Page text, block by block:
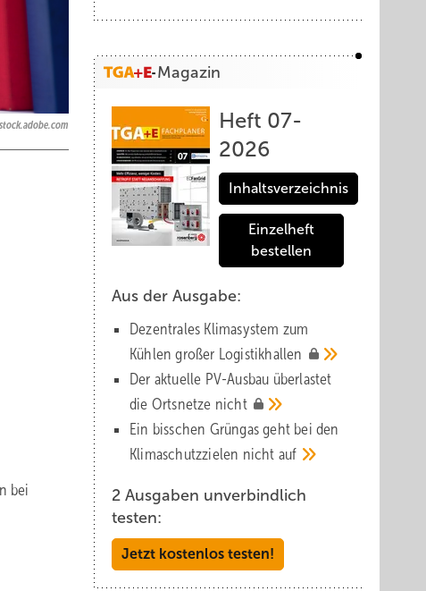
bei
Magazin
Heft 07-
2026
Inhaltsverzeichnis
Einzelheft
bestellen
Aus der Ausgabe:
Dezentrales Klimasystem zum
Kühlen großer Logistik­hallen
Der aktuelle PV-Ausbau über­lastet
die Orts­netze nicht
Ein bisschen Grüngas geht bei den
Klima­schutz­zielen nicht auf
2 Ausgaben unverbindlich
testen:
Jetzt kostenlos testen!